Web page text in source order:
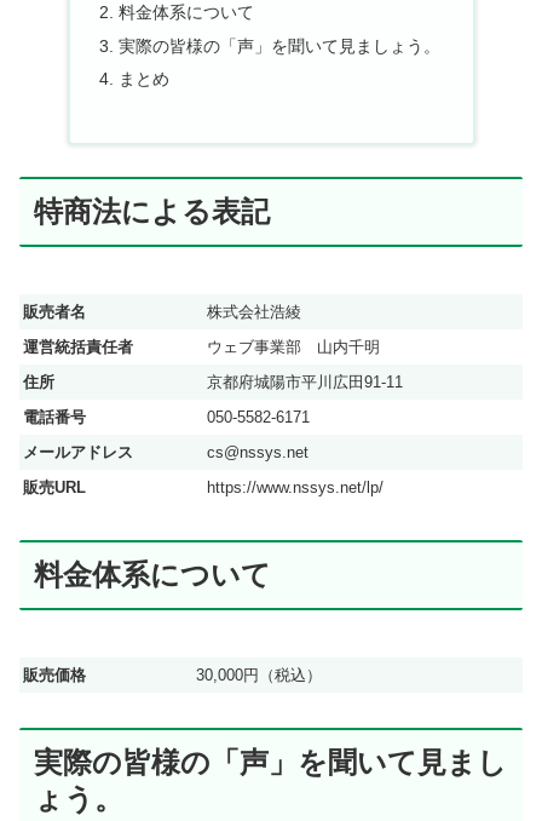
料金体系について
実際の皆様の「声」を聞いて見ましょう。
まとめ
特商法による表記
販売者名
株式会社浩綾
運営統括責任者
ウェブ事業部 山内千明
住所
京都府城陽市平川広田91-11
電話番号
050-5582-6171
メールアドレス
cs@nssys.net
販売URL
https://www.nssys.net/lp/
料金体系について
販売価格 30,000円（税込）
実際の皆様の「声」を聞いて見まし
ょう。